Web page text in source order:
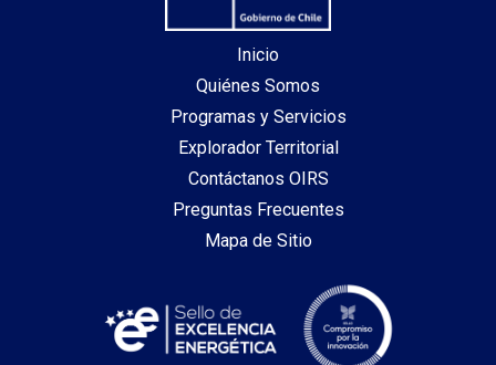
Inicio
Quiénes Somos
Programas y Servicios
Explorador Territorial
Contáctanos OIRS
Preguntas Frecuentes
Mapa de Sitio